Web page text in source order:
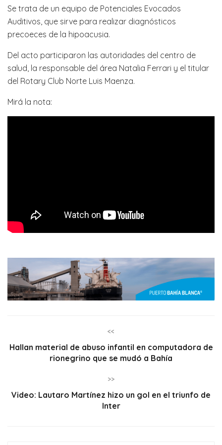
Se trata de un equipo de Potenciales Evocados
Auditivos, que sirve para realizar diagnósticos
precoeces de la hipoacusia.
Del acto participaron las autoridades del centro de
salud, la responsable del área Natalia Ferrari y el titular
del Rotary Club Norte Luis Maenza.
Mirá la nota:
<<
Hallan material de abuso infantil en computadora de
rionegrino que se mudó a Bahía
>>
Video: Lautaro Martínez hizo un gol en el triunfo de
Inter